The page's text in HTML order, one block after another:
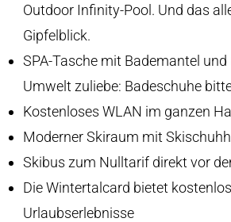
Outdoor Infinity-Pool. Und das
Gipfelblick.
SPA-Tasche mit Bademantel und
Umwelt zuliebe: Badeschuhe
Kostenloses WLAN im ganzen
Moderner Skiraum mit
Skibus zum Nulltarif direkt vor
Die Wintertalcard bietet
Urlaubserlebnisse